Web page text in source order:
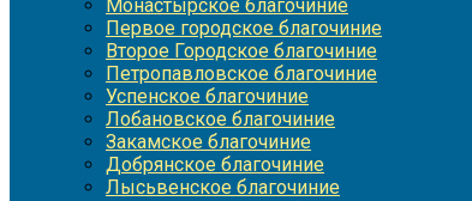
Монастырское благочиние
Первое городское благочиние
Второе Городское благочиние
Петропавловское благочиние
Успенское благочиние
Лобановское благочиние
Закамское благочиние
Добрянское благочиние
Лысьвенское благочиние